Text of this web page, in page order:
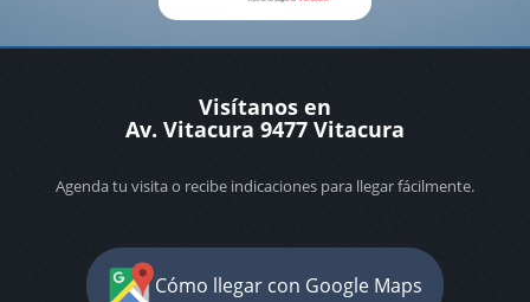
Visítanos en
Av. Vitacura 9477 Vitacura
Agenda tu visita o recibe indicaciones para llegar fácilmente.
Cómo llegar con Google Maps